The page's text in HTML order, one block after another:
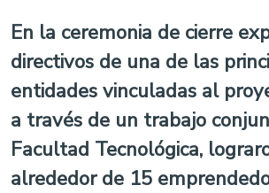
En la ceremonia de cierre
directivos de una de las
entidades vinculadas al
a través de un trabajo
Facultad Tecnológica,
alrededor de 15